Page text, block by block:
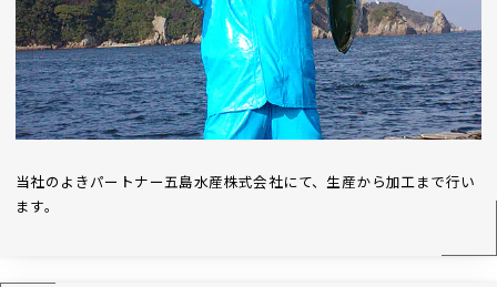
当社のよきパートナー五島水産株式会社にて、生産から加工まで行い
ます。